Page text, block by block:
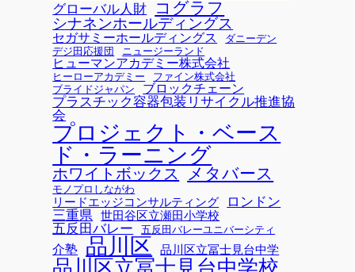
グローバル人財 コグラフ
シナネンホールディングス
セガサミーホールディングス
ダニーデン
デジ田応援団
ニュージーランド
ヒューマンアカデミー株式会社
ヒーローアカデミー
ファイン株式会社
ブライドジャパン
ブロックチェーン
プラスチック容器包装リサイクル推進協
会
プロジェクト・ベース
ド・ラーニング
ホワイトボックス メタバース
モノプロしながわ
リードエッジコンサルティング
ロンドン
三重県
世田谷区立瀬田小学校
五反田バレー 五反田バレーユニバーシティ
介塾 品川区 品川区立冨士見台中学
品川区立冨士見台中学校